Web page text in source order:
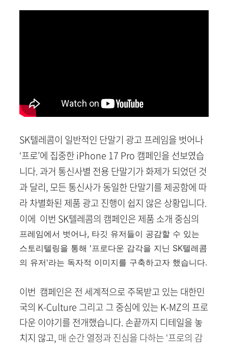
SK텔레콤이 일반적인 단말기 광고 프레임을 벗어나
‘프로’에 집중한 iPhone 17 Pro 캠페인을 선보였습
니다. 과거 통신사별 전용 단말기가 화제가 되었던 것
과 달리, 모든 통신사가 동일한 단말기를 제공함에 따
라 차별화된 제품 광고 진행이 쉽지 않은 상황입니다.
이에 이번 SK텔레콤의 캠페인은 제품 소개 중심의
프레임에서 벗어나, 타깃 유저들이 공감할 수 있는
스토리텔링을 통해 '프로다운 감각을 지닌 SK텔레콤
의 유저'라는 독자적 이미지를 구축하고자 했습니다.
이번 캠페인은 전 세계적으로 주목받고 있는 대한민
국의 K-Culture 그리고 그 중심에 있는 K-MZ의 프로
다운 이야기를 전개했습니다. 손끝까지 디테일을 놓
치지 않고,매 순간 열정과 진심을 다하는 ‘프로의 감